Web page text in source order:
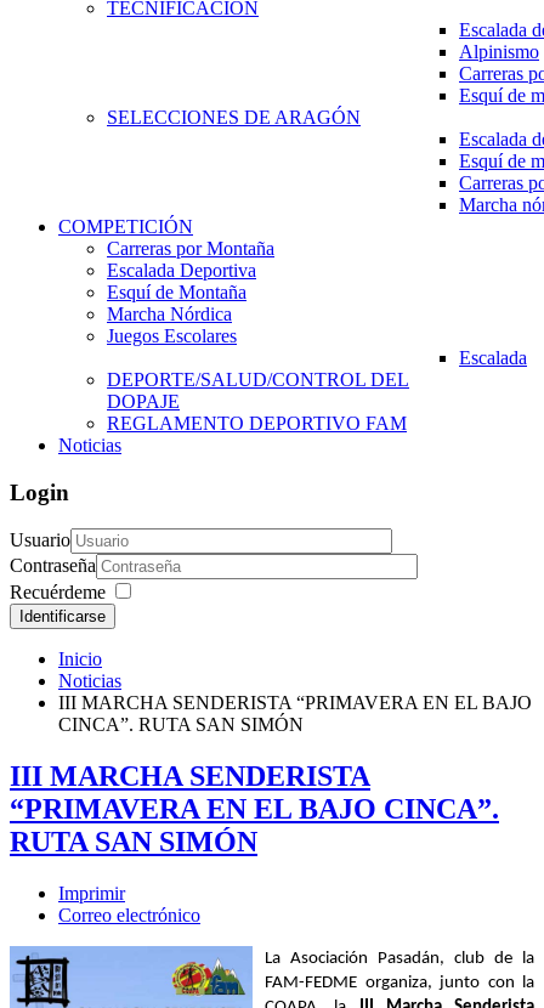
TECNIFICACIÓN
Escalada
Alpinismo
Carreras
Esquí de
SELECCIONES DE ARAGÓN
Escalada
Esquí de
Carreras
Marcha
COMPETICIÓN
Carreras por Montaña
Escalada Deportiva
Esquí de Montaña
Marcha Nórdica
Juegos Escolares
Escalada
DEPORTE/SALUD/CONTROL DEL
DOPAJE
REGLAMENTO DEPORTIVO FAM
Noticias
Login
Usuario
Contraseña
Recuérdeme
Identificarse
Inicio
Noticias
III MARCHA SENDERISTA “PRIMAVERA EN EL BAJO
CINCA”. RUTA SAN SIMÓN
III MARCHA SENDERISTA
“PRIMAVERA EN EL BAJO CINCA”.
RUTA SAN SIMÓN
Imprimir
Correo electrónico
La Asociación Pasadán, club de la
FAM-FEDME organiza, junto con la